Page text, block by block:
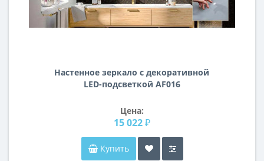
Настенное зеркало с декоративной
LED-подсветкой AF016
Цена:
15 022 ₽
Купить